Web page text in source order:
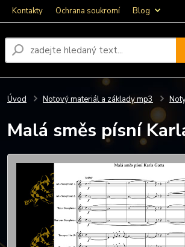
Kontakty Ochrana soukromí Blog
Úvod Notový materiál a základy mp3
Malá směs písní